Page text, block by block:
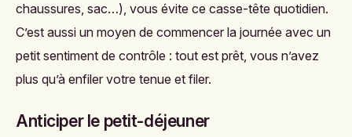
chaussures, sac…), vous évite ce casse-tête quotidien.
C’est aussi un moyen de commencer la journée avec un
petit sentiment de contrôle : tout est prêt, vous n’avez
plus qu’à enfiler votre tenue et filer.
Anticiper le petit-déjeuner